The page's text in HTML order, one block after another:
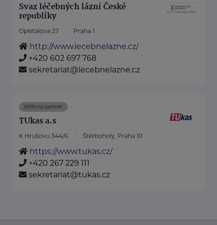
Svaz léčebných lázní České
republiky
Opletalova 27 Praha 1
http://www.lecebnelazne.cz/
+420 602 697 768
sekretariat@lecebnelazne.cz
Stříbrný partner
TUkas a.s
K Hrušovu 344/6 Štěrboholy, Praha 10
https://www.tukas.cz/
+420 267 229 111
sekretariat@tukas.cz